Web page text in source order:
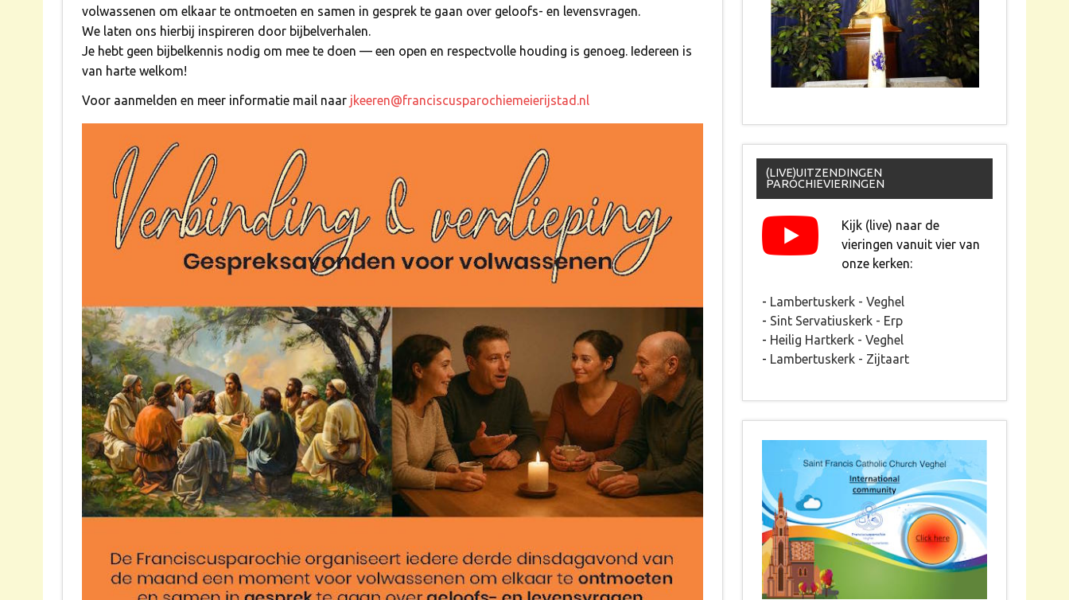
volwassenen om elkaar te ontmoeten en samen in gesprek te gaan over geloofs- en levensvragen.
We laten ons hierbij inspireren door bijbelverhalen.
Je hebt geen bijbelkennis nodig om mee te doen — een open en respectvolle houding is genoeg. Iedereen is
van harte welkom!
Voor aanmelden en meer informatie mail naar jkeeren@franciscusparochiemeierijstad.nl
(LIVE)UITZENDINGEN
PAROCHIEVIERINGEN
Kijk (live) naar de
vieringen vanuit vier van
onze kerken:
- Lambertuskerk - Veghel
- Sint Servatiuskerk - Erp
- Heilig Hartkerk - Veghel
- Lambertuskerk - Zijtaart